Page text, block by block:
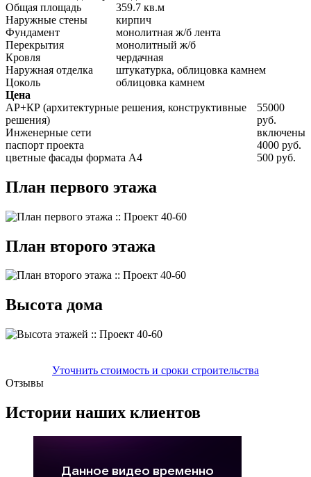
Общая площадь
359.7 кв.м
Наружные стены
кирпич
Фундамент
монолитная ж/б лента
Перекрытия
монолитный ж/б
Кровля
чердачная
Наружная отделка
штукатурка, облицовка камнем
Цоколь
облицовка камнем
Цена
АР+КР (архитектурные решения, конструктивные
решения)
55000
руб.
Инженерные сети
включены
паспорт проекта
4000 руб.
цветные фасады формата А4
500 руб.
План первого этажа
План второго этажа
Высота дома
Уточнить стоимость и сроки строительства
Отзывы
Истории наших клиентов